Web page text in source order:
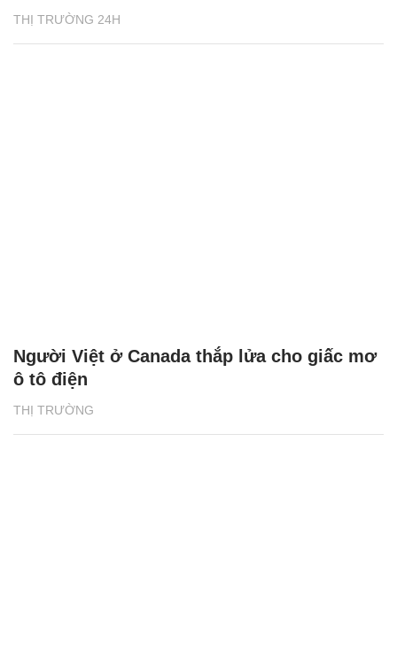
THỊ TRƯỜNG 24H
THỊ TRƯỜNG
Người Việt ở Canada thắp lửa cho giấc mơ
ô tô điện